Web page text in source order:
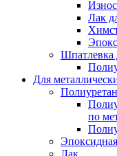
Лак
Шпатлевка
Для
по
Лак